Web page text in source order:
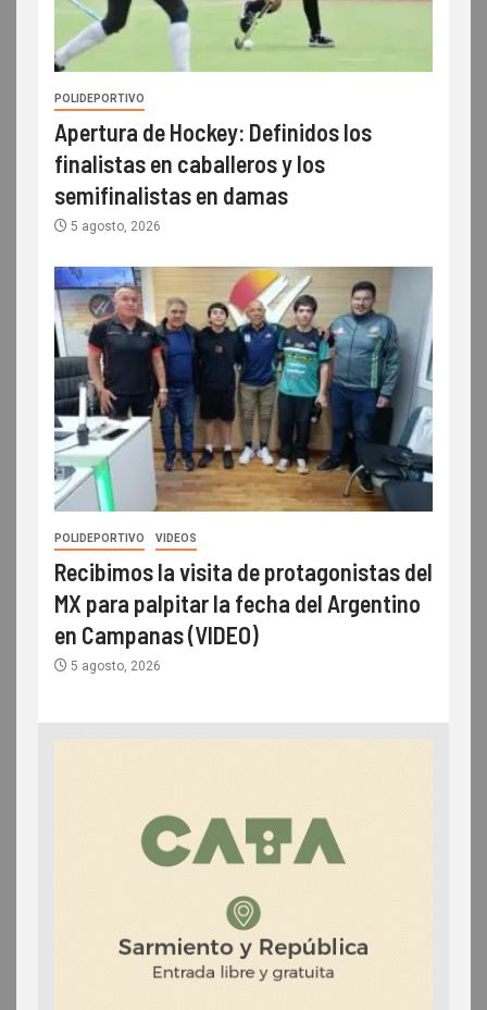
POLIDEPORTIVO
Apertura de Hockey: Definidos los
finalistas en caballeros y los
semifinalistas en damas
5 agosto, 2026
POLIDEPORTIVO VIDEOS
Recibimos la visita de protagonistas del
MX para palpitar la fecha del Argentino
en Campanas (VIDEO)
5 agosto, 2026